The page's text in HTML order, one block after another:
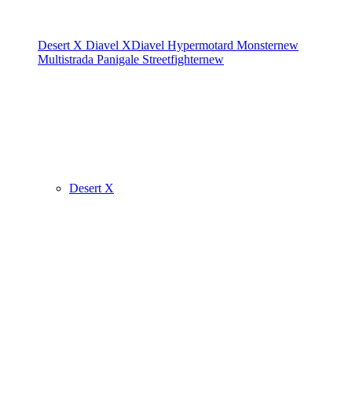
Desert X Diavel XDiavel Hypermotard Monsternew
Multistrada Panigale Streetfighternew
Desert X